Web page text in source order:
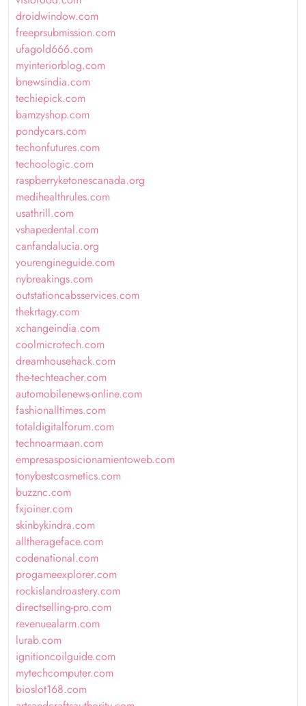
droidwindow.com
freeprsubmission.com
ufagold666.com
myinteriorblog.com
bnewsindia.com
techiepick.com
bamzyshop.com
pondycars.com
techonfutures.com
techoologic.com
raspberryketonescanada.org
medihealthrules.com
usathrill.com
vshapedental.com
canfandalucia.org
yourengineguide.com
nybreakings.com
outstationcabsservices.com
thekrtagy.com
xchangeindia.com
coolmicrotech.com
dreamhousehack.com
the-techteacher.com
automobilenews-online.com
fashionalltimes.com
totaldigitalforum.com
technoarmaan.com
empresasposicionamientoweb.com
tonybestcosmetics.com
buzznc.com
fxjoiner.com
skinbykindra.com
alltherageface.com
codenational.com
progameexplorer.com
rockislandroastery.com
directselling-pro.com
revenuealarm.com
lurab.com
ignitioncoilguide.com
mytechcomputer.com
bioslot168.com